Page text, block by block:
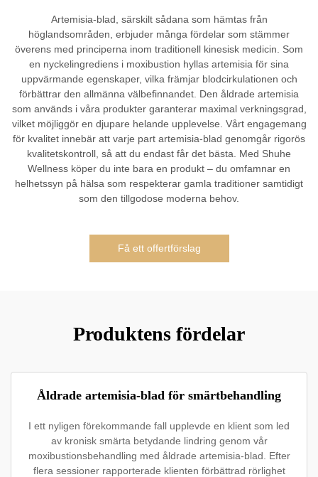
Artemisia-blad, särskilt sådana som hämtas från
höglandsområden, erbjuder många fördelar som stämmer
överens med principerna inom traditionell kinesisk medicin. Som
en nyckelingrediens i moxibustion hyllas artemisia för sina
uppvärmande egenskaper, vilka främjar blodcirkulationen och
förbättrar den allmänna välbefinnandet. Den åldrade artemisia
som används i våra produkter garanterar maximal verkningsgrad,
vilket möjliggör en djupare helande upplevelse. Vårt engagemang
för kvalitet innebär att varje part artemisia-blad genomgår rigorös
kvalitetskontroll, så att du endast får det bästa. Med Shuhe
Wellness köper du inte bara en produkt – du omfamnar en
helhetssyn på hälsa som respekterar gamla traditioner samtidigt
som den tillgodose moderna behov.
Få ett offertförslag
Produktens fördelar
Åldrade artemisia-blad för smärtbehandling
I ett nyligen förekommande fall upplevde en klient som led
av kronisk smärta betydande lindring genom vår
moxibustionsbehandling med åldrade artemisia-blad. Efter
flera sessioner rapporterade klienten förbättrad rörlighet